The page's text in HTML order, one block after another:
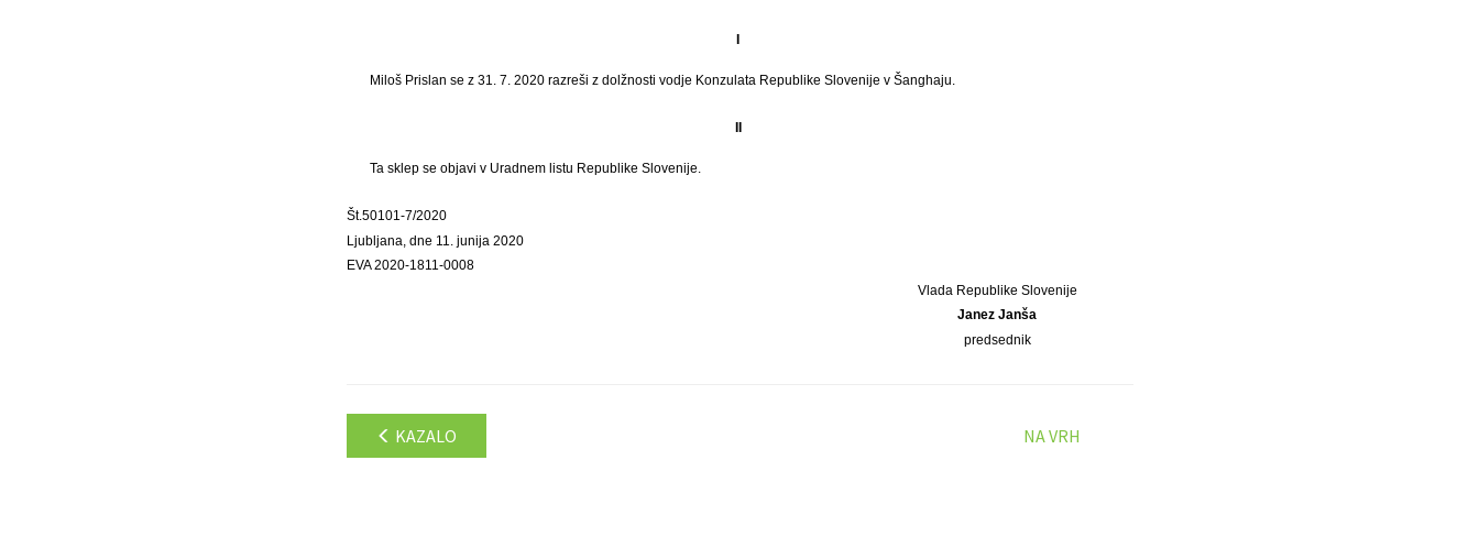
Miloš Prislan se z 31. 7. 2020 razreši z dolžnosti vodje Konzulata Republike Slovenije v Šanghaju.
Ta sklep se objavi v Uradnem listu Republike Slovenije.
Št.50101-7/2020
Ljubljana, dne 11. junija 2020
EVA 2020-1811-0008
Vlada Republike Slovenije
Janez Janša
predsednik
KAZALO NA VRH